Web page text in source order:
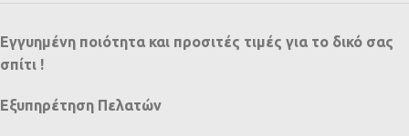
Εγγυημένη ποιότητα και προσιτές τιμές για το δικό σας
σπίτι !
Εξυπηρέτηση Πελατών